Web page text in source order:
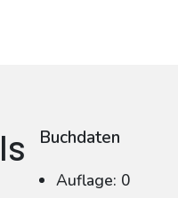
Buchdaten
Auflage: 0